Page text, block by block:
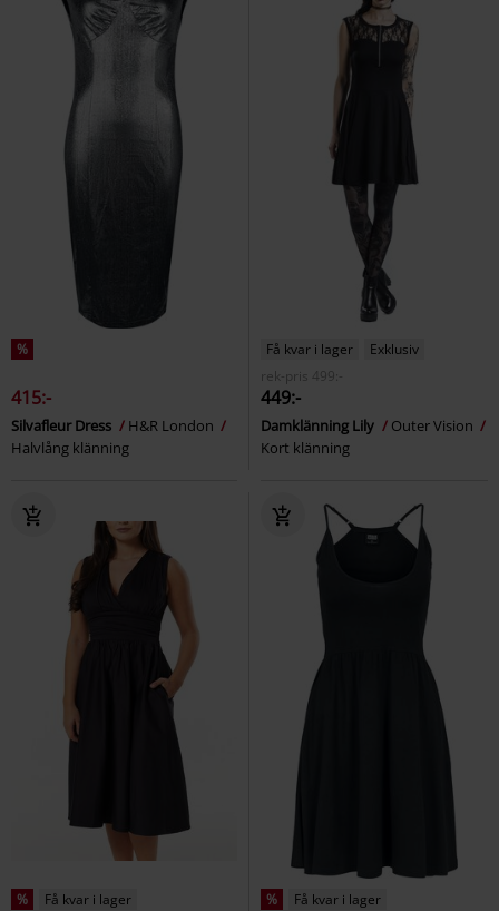
%
415:-
Silvafleur Dress
H&R London
Halvlång klänning
Få kvar i lager
Exklusiv
rek-pris
499:-
449:-
Damklänning Lily
Outer Vision
Kort klänning
% Få kvar i lager % Få kvar i lager